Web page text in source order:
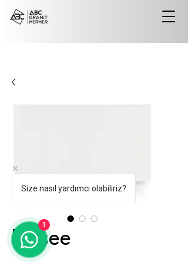
Elysee
Size nasıl yardımcı olabiliriz?
1